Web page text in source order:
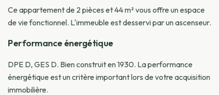
Ce appartement de 2 pièces et 44 m² vous offre un espace
de vie fonctionnel. L'immeuble est desservi par un ascenseur.
Performance énergétique
DPE D, GES D. Bien construit en 1930. La performance
énergétique est un critère important lors de votre acquisition
immobilière.